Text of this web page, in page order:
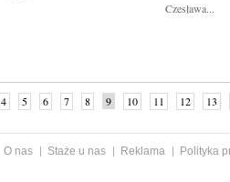
Czesława...
4 5 6 7 8 9 10 11 12 13
O nas Staże u nas Reklama
Polityka